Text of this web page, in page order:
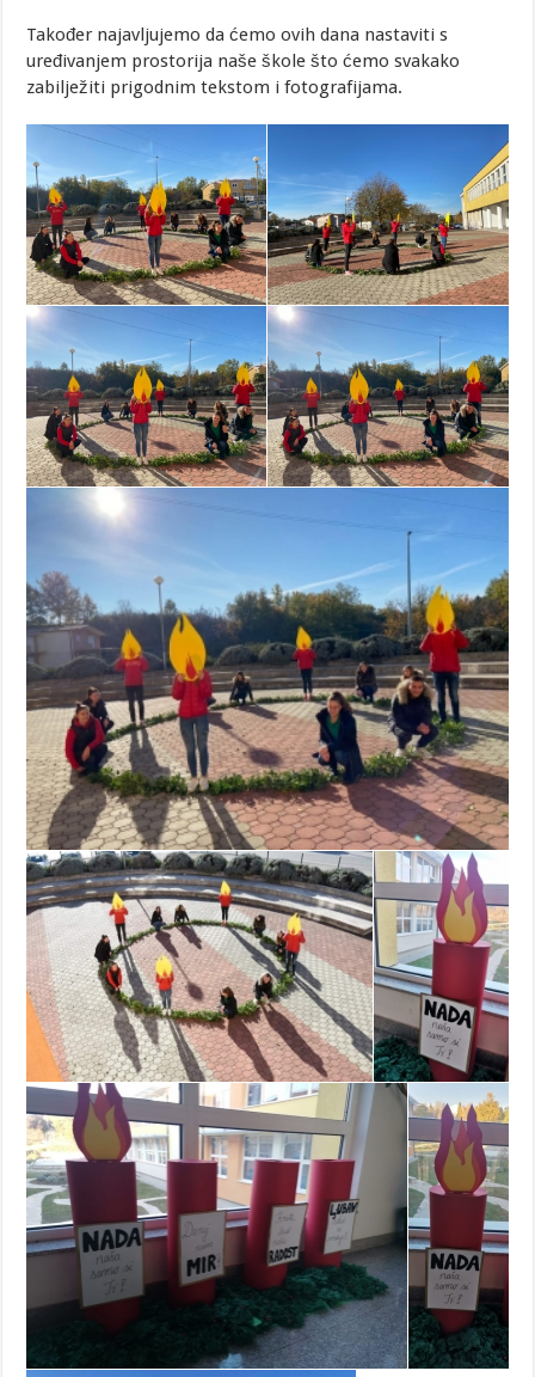
Također najavljujemo da ćemo ovih dana nastaviti s
uređivanjem prostorija naše škole što ćemo svakako
zabilježiti prigodnim tekstom i fotografijama.